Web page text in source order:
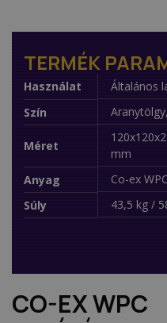
TERMÉK
Használat
Általános
Szín
Méret
mm
Anyag
Co-ex WPC
Súly
43,5 kg /
CO-EX WPC